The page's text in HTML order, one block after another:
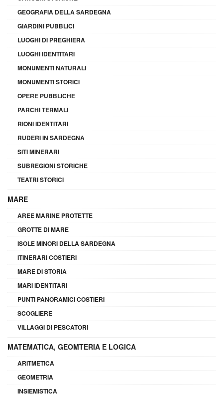
GEOGRAFIA DELLA SARDEGNA
GIARDINI PUBBLICI
LUOGHI DI PREGHIERA
LUOGHI IDENTITARI
MONUMENTI NATURALI
MONUMENTI STORICI
OPERE PUBBLICHE
PARCHI TERMALI
RIONI IDENTITARI
RUDERI IN SARDEGNA
SITI MINERARI
SUBREGIONI STORICHE
TEATRI STORICI
MARE
AREE MARINE PROTETTE
GROTTE DI MARE
ISOLE MINORI DELLA SARDEGNA
ITINERARI COSTIERI
MARE DI STORIA
MARI IDENTITARI
PUNTI PANORAMICI COSTIERI
SCOGLIERE
VILLAGGI DI PESCATORI
MATEMATICA, GEOMTERIA E LOGICA
ARITMETICA
GEOMETRIA
INSIEMISTICA